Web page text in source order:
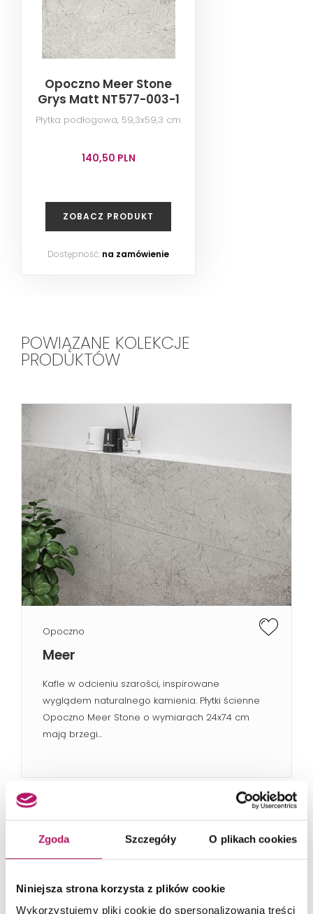
Zgoda Szczegóły O plikach cookies
Niniejsza strona korzysta z plików cookie
Wykorzystujemy pliki cookie do spersonalizowania treści
Opoczno Meer Stone
Grys Matt NT577-003-1
Płytka podłogowa, 59,3x59,3 cm
140,50 PLN
ZOBACZ PRODUKT
Dostępność: na zamówienie
POWIĄZANE KOLEKCJE
PRODUKTÓW
Opoczno
Meer
Kafle w odcieniu szarości, inspirowane
wyglądem naturalnego kamienia. Płytki ścienne
Opoczno Meer Stone o wymiarach 24x74 cm
mają brzegi...